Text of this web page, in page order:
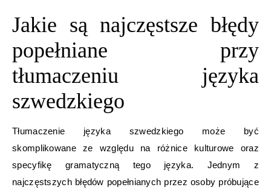
Jakie są najczęstsze błędy
popełniane przy
tłumaczeniu języka
szwedzkiego
Tłumaczenie języka szwedzkiego może być
skomplikowane ze względu na różnice kulturowe oraz
specyfikę gramatyczną tego języka. Jednym z
najczęstszych błędów popełnianych przez osoby próbujące